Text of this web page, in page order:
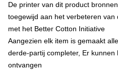
De printer van dit product
toegewijd aan het verbeteren
met het Better Cotton Initiative
Aangezien elk item is gemaakt
derde-partij completer, Er
ontvangen